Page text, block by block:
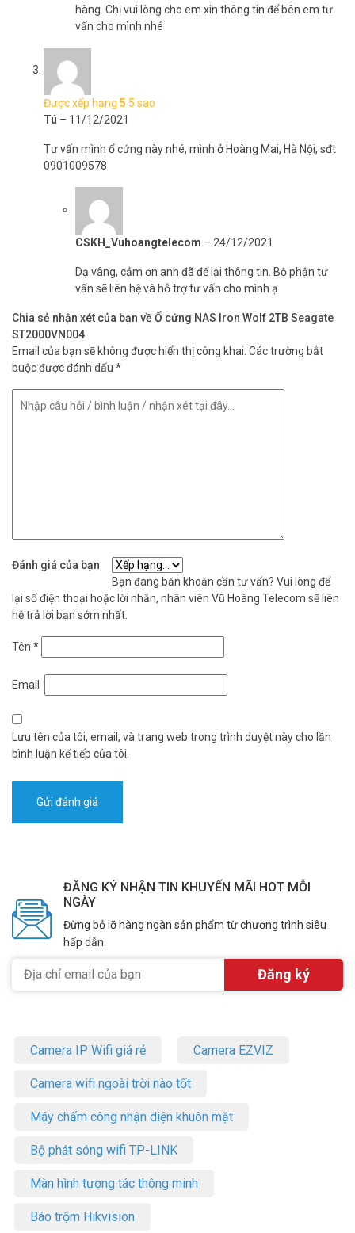
hàng. Chị vui lòng cho em xin thông tin để bên em tư
vấn cho mình nhé
Được xếp hạng 5 5 sao
Tú – 11/12/2021
Tư vấn mình ổ cứng này nhé, mình ở Hoàng Mai, Hà Nội, sđt
0901009578
CSKH_Vuhoangtelecom – 24/12/2021
Dạ vâng, cảm ơn anh đã để lại thông tin. Bộ phận tư
vấn sẽ liên hệ và hỗ trợ tư vấn cho mình ạ
Chia sẻ nhận xét của bạn về Ổ cứng NAS Iron Wolf 2TB Seagate
ST2000VN004
Email của bạn sẽ không được hiển thị công khai. Các trường bắt
buộc được đánh dấu *
Đánh giá của bạn
Bạn đang băn khoăn cần tư vấn? Vui lòng để
lại số điện thoại hoặc lời nhắn, nhân viên Vũ Hoàng Telecom sẽ liên
hệ trả lời bạn sớm nhất.
Tên *
Email
Lưu tên của tôi, email, và trang web trong trình duyệt này cho lần
bình luận kế tiếp của tôi.
ĐĂNG KÝ NHẬN TIN KHUYẾN MÃI HOT MỖI
NGÀY
Đừng bỏ lỡ hàng ngàn sản phẩm từ chương trình siêu
hấp dẫn
Camera IP Wifi giá rẻ Camera EZVIZ
Camera wifi ngoài trời nào tốt
Máy chấm công nhận diện khuôn mặt
Bộ phát sóng wifi TP-LINK
Màn hình tương tác thông minh
Báo trộm Hikvision